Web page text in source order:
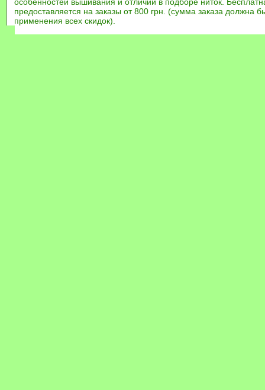
предоставляется на заказы от 800 грн. (сумма заказа должна
применения всех скидок).